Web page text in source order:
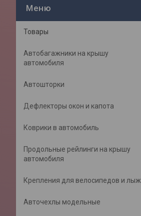
Товары
Автобагажники на крышу
автомобиля
Автошторки
Дефлекторы окон и капота
Коврики в автомобиль
Продольные рейлинги на крышу
автомобиля
Крепления для велосипедов и лыж
Авточехлы модельные